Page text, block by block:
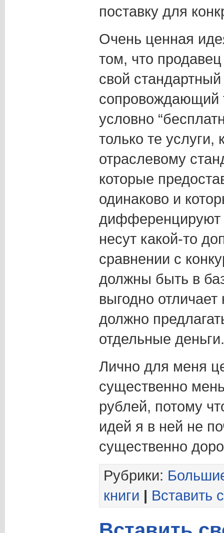
поставку для
Очень ценная
том, что
свой стандартный
сопровождающий
условно
только те услуги,
отраслевому
которые
одинаково и
дифференцируют
несут какой-то
сравнении с
должны быть в
выгодно отличает
должно
отдельные деньги.
Лично для меня
существенно
рублей, потому
идей я в ней не
существенно
Рубрики:
книги | Вставить